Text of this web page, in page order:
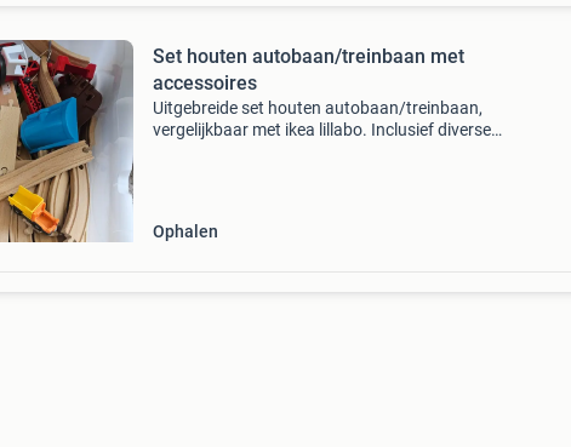
Set houten autobaan/treinbaan met
accessoires
Uitgebreide set houten autobaan/treinbaan,
vergelijkbaar met ikea lillabo. Inclusief diverse
Ophalen